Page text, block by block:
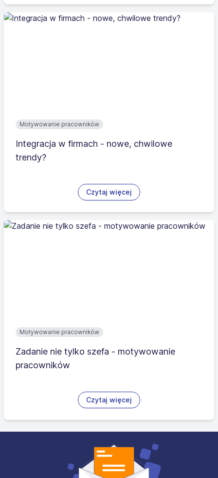
Motywowanie pracowników
Integracja w firmach - nowe, chwilowe
trendy?
Czytaj więcej
Motywowanie pracowników
Zadanie nie tylko szefa - motywowanie
pracowników
Czytaj więcej